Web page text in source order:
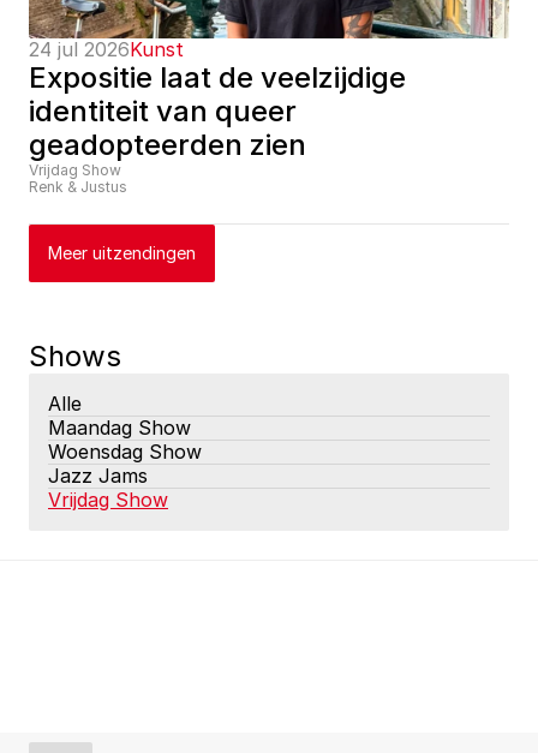
Shows
Alle
Maandag Show
Woensdag Show
Jazz Jams
Vrijdag Show
24 jul 2026Kunst
Expositie laat de veelzijdige
identiteit van queer
geadopteerden zien
Vrijdag Show
Renk & Justus
Meer uitzendingen